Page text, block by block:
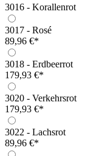
3016 - Korallenrot
3017 - Rosé
89,96 €*
3018 - Erdbeerrot
179,93 €*
3020 - Verkehrsrot
179,93 €*
3022 - Lachsrot
89,96 €*